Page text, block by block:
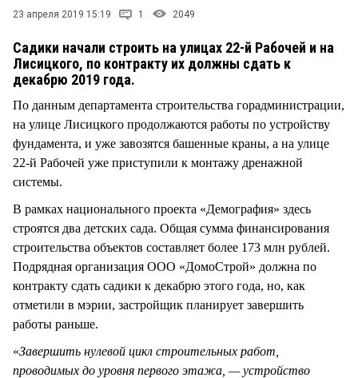
23 апреля 2019 15:19 1 2049
Садики начали строить на улицах 22-й Рабочей и на
Лисицкого, по контракту их должны сдать к
декабрю 2019 года.
По данным департамента строительства горадминистрации,
на улице Лисицкого продолжаются работы по устройству
фундамента, и уже завозятся башенные краны, а на улице
22-й Рабочей уже приступили к монтажу дренажной
системы.
В рамках национального проекта «Демография» здесь
строятся два детских сада. Общая сумма финансирования
строительства объектов составляет более 173 млн рублей.
Подрядная организация ООО «ДомоСтрой» должна по
контракту сдать садики к декабрю этого года, но, как
отметили в мэрии, застройщик планирует завершить
работы раньше.
«Завершить нулевой цикл строительных работ,
проводимых до уровня первого этажа, — устройство